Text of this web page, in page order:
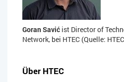
Goran Savić ist Director of
Network, bei HTEC (Quelle:
Über HTEC